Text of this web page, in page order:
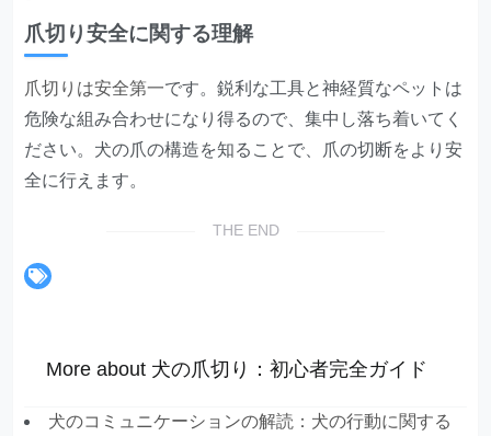
爪切り安全に関する理解
爪切りは安全第一です。鋭利な工具と神経質なペットは
危険な組み合わせになり得るので、集中し落ち着いてく
ださい。犬の爪の構造を知ることで、爪の切断をより安
全に行えます。
THE END
More about 犬の爪切り：初心者完全ガイド
犬のコミュニケーションの解読：犬の行動に関する